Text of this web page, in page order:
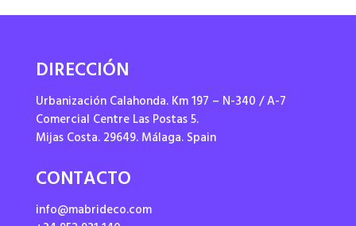
DIRECCIÓN
Urbanización Calahonda. Km 197 – N-340 / A-7
Comercial Centre Las Postas 5.
Mijas Costa. 29649. Málaga. Spain
CONTACTO
info@mabrideco.com